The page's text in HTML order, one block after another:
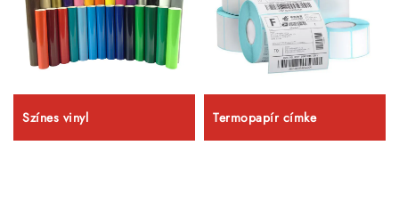
Színes vinyl Termopapír címke